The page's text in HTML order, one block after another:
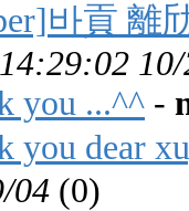
바貢
14:29:02
you ...^^ -
you dear
04 (0)